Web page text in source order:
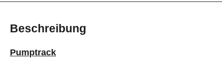
Beschreibung
Pumptrack